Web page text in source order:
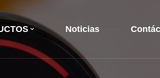
Noticias